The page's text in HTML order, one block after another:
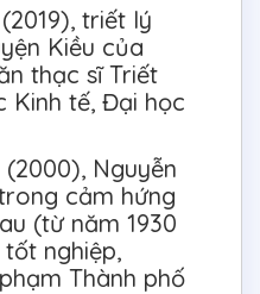
triết lý
Kiều của
thạc sĩ Triết
Kinh tế, Đại học
Nguyễn
cảm hứng
(từ năm 1930
nghiệp,
Thành phố